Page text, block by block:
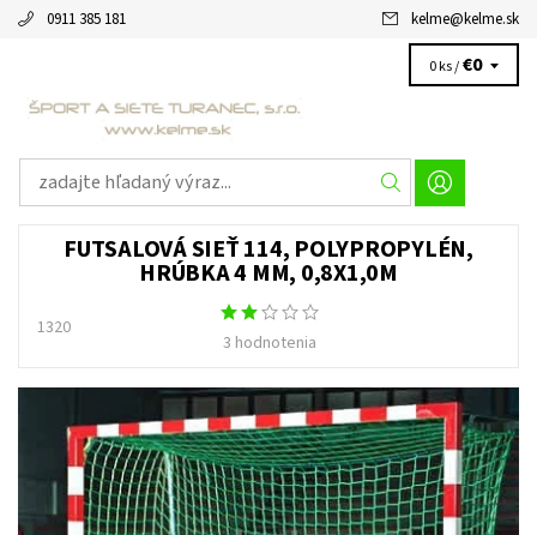
0911 385 181 kelme@kelme.sk
0 ks /€0
FUTSALOVÁ SIEŤ 114, POLYPROPYLÉN,
HRÚBKA 4 MM, 0,8X1,0M
1320
3 hodnotenia